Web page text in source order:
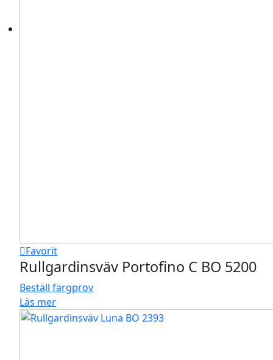
Favorit
Rullgardinsväv Portofino C BO 5200
Beställ färgprov
Läs mer